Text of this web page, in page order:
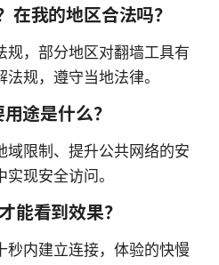
在我的地区合法吗？
规，部分地区对翻墙工具有
规，遵守当地法律。
途是什么？
域限制、提升公共网络的安
现安全访问。
能看到效果？
秒内建立连接，体验的快慢